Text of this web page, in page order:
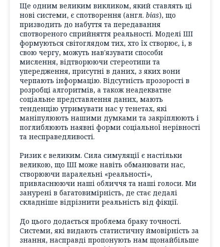
Ще одним великим викликом, який ставлять ці
нові системи, є спотворення (англ. bias), що
призводить до набуття та передавання
спотвореного сприйняття реальності. Моделі ШІ
формуються світоглядом тих, хто їх створює, і, в
свою чергу, можуть нав'язувати способи
мислення, відтворюючи стереотипи та
упередження, присутні в даних, з яких вони
черпають інформацію. Відсутність прозорості в
розробці алгоритмів, а також неадекватне
соціальне представлення даних, мають
тенденцію утримувати нас у тенетах, які
маніпулюють нашими думками та закріплюють і
поглиблюють наявні форми соціальної нерівності
та несправедливості.
Ризик є великим. Сила симуляції є настільки
великою, що ШІ може навіть обманювати нас,
створюючи паралельні «реальності»,
привласнюючи наші обличчя та наші голоси. Ми
занурені в багатовимірність, де стає дедалі
складніше відрізнити реальність від фікції.
До цього додається проблема браку точності.
Системи, які видають статистичну ймовірність за
знання, насправді пропонують нам щонайбільше